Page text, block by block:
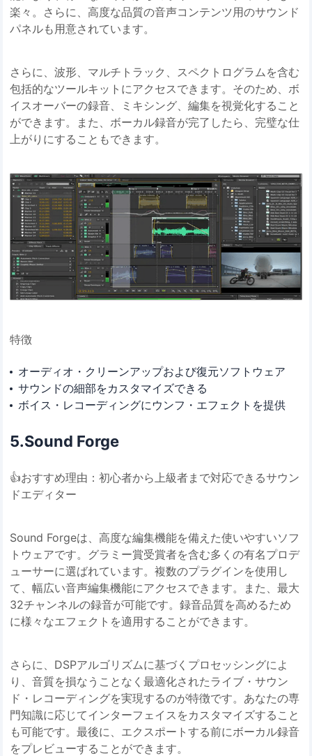
楽々。さらに、高度な品質の音声コンテンツ用のサウンド
パネルも用意されています。
さらに、波形、マルチトラック、スペクトログラムを含む
包括的なツールキットにアクセスできます。そのため、ボ
イスオーバーの録音、ミキシング、編集を視覚化すること
ができます。また、ボーカル録音が完了したら、完璧な仕
上がりにすることもできます。
特徴
オーディオ・クリーンアップおよび復元ソフトウェア
サウンドの細部をカスタマイズできる
ボイス・レコーディングにウンフ・エフェクトを提供
5.Sound Forge
👍おすすめ理由：初心者から上級者まで対応できるサウン
ドエディター
Sound Forgeは、高度な編集機能を備えた使いやすいソフ
トウェアです。グラミー賞受賞者を含む多くの有名プロデ
ューサーに選ばれています。複数のプラグインを使用し
て、幅広い音声編集機能にアクセスできます。また、最大
32チャンネルの録音が可能です。録音品質を高めるため
に様々なエフェクトを適用することができます。
さらに、DSPアルゴリズムに基づくプロセッシングによ
り、音質を損なうことなく最適化されたライブ・サウン
ド・レコーディングを実現するのが特徴です。あなたの専
門知識に応じてインターフェイスをカスタマイズすること
も可能です。最後に、エクスポートする前にボーカル録音
をプレビューすることができます。